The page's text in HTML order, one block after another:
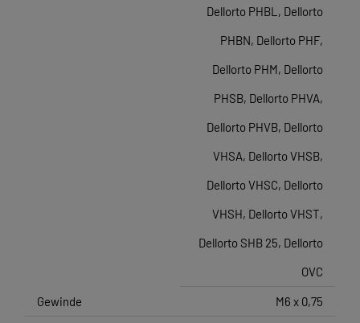
Dellorto PHBL, Dellorto
PHBN, Dellorto PHF,
Dellorto PHM, Dellorto
PHSB, Dellorto PHVA,
Dellorto PHVB, Dellorto
VHSA, Dellorto VHSB,
Dellorto VHSC, Dellorto
VHSH, Dellorto VHST,
Dellorto SHB 25, Dellorto
OVC
Gewinde M6 x 0,75